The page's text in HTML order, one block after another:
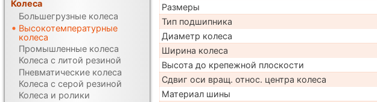
Размеры
Тип подшипника
Диаметр колеса
Ширина колеса
Высота до крепежной плоскости
Сдвиг оси вращ. относ. центра колеса
Материал шины
Колеса
Большегрузные колеса
Высокотемпературные
колеса
Промышленные колеса
Колеса с литой резиной
Пневматические колеса
Колеса с серой резиной
Колеса и ролики